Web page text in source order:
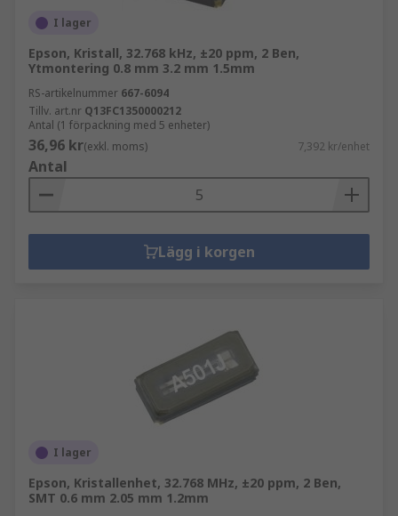
I lager
Epson, Kristall, 32.768 kHz, ±20 ppm, 2 Ben,
Ytmontering 0.8 mm 3.2 mm 1.5mm
RS-artikelnummer 667-6094
Tillv. art.nr Q13FC1350000212
Antal (1 förpackning med 5 enheter)
36,96 kr(exkl. moms) 7,392 kr/enhet
Antal
Lägg i korgen
I lager
Epson, Kristallenhet, 32.768 MHz, ±20 ppm, 2 Ben,
SMT 0.6 mm 2.05 mm 1.2mm